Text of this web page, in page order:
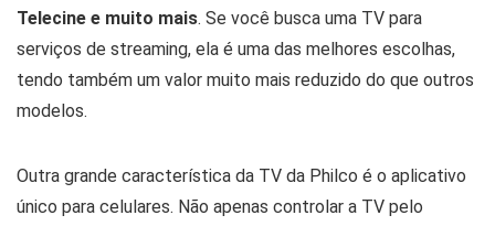
Telecine e muito mais. Se você busca uma TV para
serviços de streaming, ela é uma das melhores escolhas,
tendo também um valor muito mais reduzido do que outros
modelos.
Outra grande característica da TV da Philco é o aplicativo
único para celulares. Não apenas controlar a TV pelo